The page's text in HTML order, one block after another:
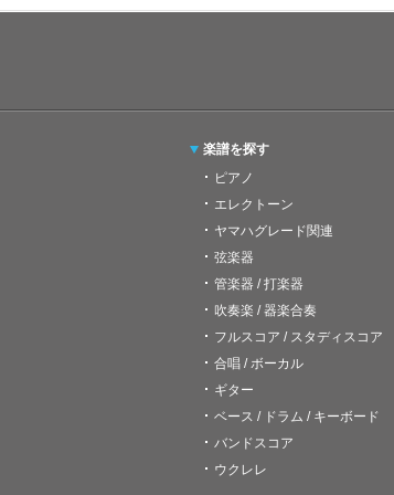
楽譜を探す
ピアノ
エレクトーン
ヤマハグレード関連
弦楽器
管楽器 / 打楽器
吹奏楽 / 器楽合奏
フルスコア / スタディスコア
合唱 / ボーカル
ギター
ベース / ドラム / キーボード
バンドスコア
ウクレレ